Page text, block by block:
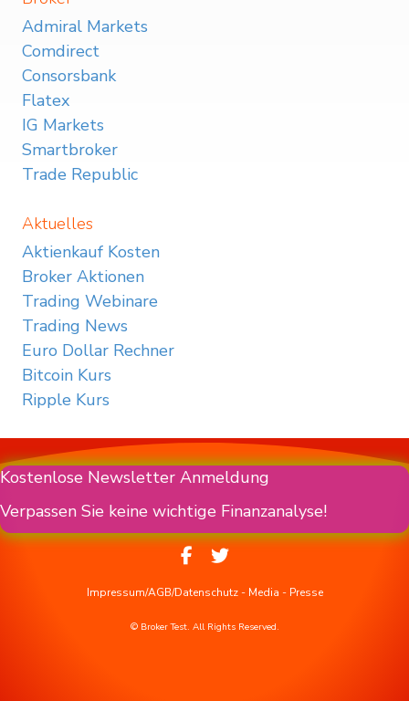
Admiral Markets
Comdirect
Consorsbank
Flatex
IG Markets
Smartbroker
Trade Republic
Aktuelles
Aktienkauf Kosten
Broker Aktionen
Trading Webinare
Trading News
Euro Dollar Rechner
Bitcoin Kurs
Ripple Kurs
Kostenlose Newsletter Anmeldung
Verpassen Sie keine wichtige Finanzanalyse!
Impressum/AGB/Datenschutz- Media - Presse
© Broker Test. All Rights Reserved.